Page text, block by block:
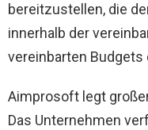
bereitzustellen, die
innerhalb der
vereinbarten Budgets
Aimprosoft legt
Das Unternehmen